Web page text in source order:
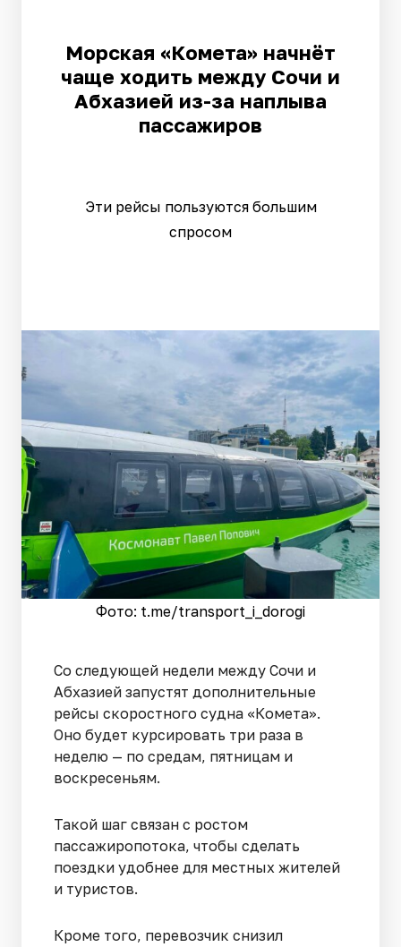
Морская «Комета» начнёт
чаще ходить между Сочи и
Абхазией из-за наплыва
пассажиров
Эти рейсы пользуются большим
спросом
Фото: t.me/transport_i_dorogi
Со следующей недели между Сочи и
Абхазией запустят дополнительные
рейсы скоростного судна «Комета».
Оно будет курсировать три раза в
неделю — по средам, пятницам и
воскресеньям.
Такой шаг связан с ростом
пассажиропотока, чтобы сделать
поездки удобнее для местных жителей
и туристов.
Кроме того, перевозчик снизил